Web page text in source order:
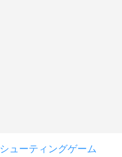
シューティングゲーム